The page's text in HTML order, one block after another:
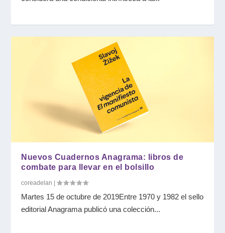
Nuevos Cuadernos Anagrama: libros de
combate para llevar en el bolsillo
coreadelan |
Martes 15 de octubre de 2019Entre 1970 y 1982 el sello
editorial Anagrama publicó una colección...